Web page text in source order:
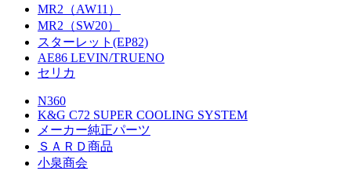
MR2（AW11）
MR2（SW20）
スターレット(EP82)
AE86 LEVIN/TRUENO
セリカ
N360
K&G C72 SUPER COOLING SYSTEM
メーカー純正パーツ
ＳＡＲＤ商品
小泉商会